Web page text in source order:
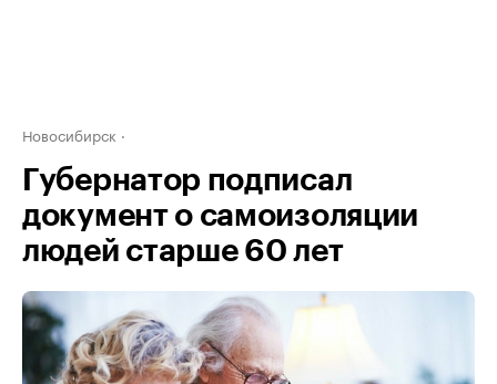
Новосибирск
Губернатор подписал
документ о самоизоляции
людей старше 60 лет